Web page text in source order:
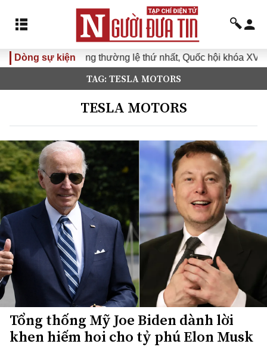
Dòng sự kiện
không thường lệ thứ nhất, Quốc hội khóa XVI Đưa
TAG: TESLA MOTORS
TESLA MOTORS
Tổng thống Mỹ Joe Biden dành lời
khen hiếm hoi cho tỷ phú Elon Musk